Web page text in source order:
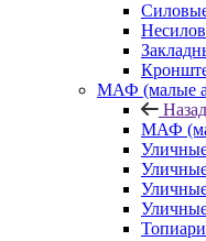
МАФ (малые
Назад
МАФ